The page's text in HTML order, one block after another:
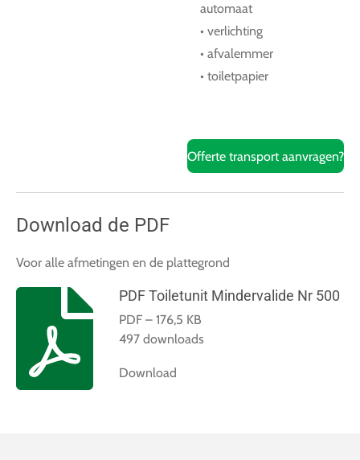
automaat
• verlichting
• afvalemmer
• toiletpapier
Offerte transport aanvragen?
Download de PDF
Voor alle afmetingen en de plattegrond
PDF Toiletunit Mindervalide Nr 500
PDF – 176,5 KB
497 downloads
Download